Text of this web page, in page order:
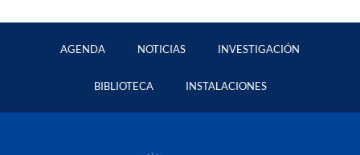
AGENDA NOTICIAS INVESTIGACIÓN
BIBLIOTECA INSTALACIONES